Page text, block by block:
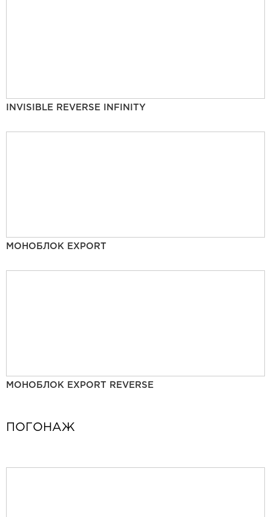
INVISIBLE REVERSE INFINITY
МОНОБЛОК EXPORT
МОНОБЛОК EXPORT REVERSE
ПОГОНАЖ